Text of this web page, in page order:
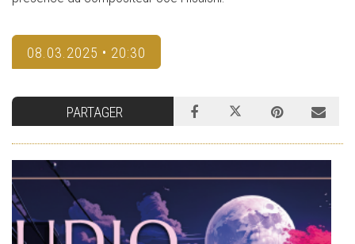
08.03.2025 • 20:30
PARTAGER